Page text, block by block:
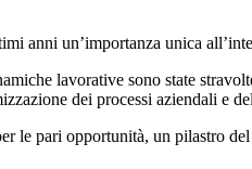
anni un’importanza unica
lavorative sono state
dei processi aziendali e
le pari opportunità, un pilastro